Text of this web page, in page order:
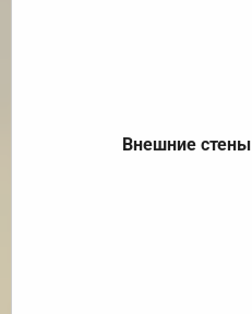
Внешние стены